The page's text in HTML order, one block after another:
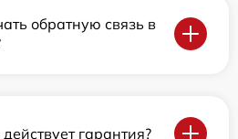
обратную связь в
гарантия?